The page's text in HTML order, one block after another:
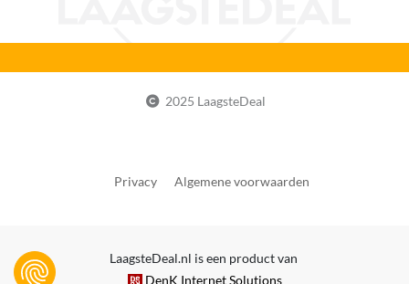
2025 LaagsteDeal
Privacy Algemene voorwaarden
LaagsteDeal.nl is een product van
DenK Internet Solutions